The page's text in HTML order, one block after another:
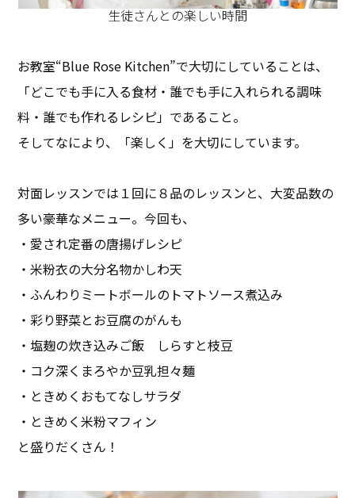
生徒さんとの楽しい時間
お教室“Blue Rose Kitchen”で大切にしていることは、
「どこでも手に入る食材・誰でも手に入れられる調味
料・誰でも作れるレシピ」であること。
そしてなにより、「楽しく」を大切にしています。
対面レッスンでは１回に８品のレッスンと、大変品数の
多い豪華なメニュー。今回も、
・愛され定番の唐揚げレシピ
・米粉衣の大分名物かしわ天
・ふんわりミートボールのトマトソース煮込み
・彩り野菜とお豆腐のがんも
・塩麹の炊き込みご飯 しらすと枝豆
・コク深くまろやか豆乳担々麺
・ときめくおもてなしサラダ
・ときめく米粉マフィン
と盛りだくさん！